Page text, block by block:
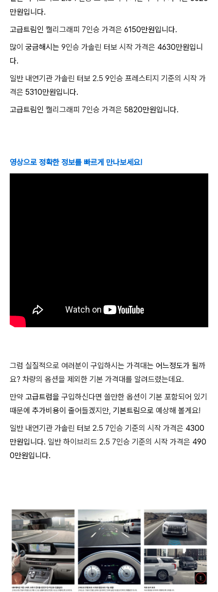
만원입니다.
고급트림인 캘리그래피 7인승 가격은 6150만원입니다.
많이 궁금해시는 9인승 가솔린 터보 시작 가격은 4630만원입니
다.
일반 내연기관 가솔린 터보 2.5 9인승 프레스티지 기준의 시작 가
격은 5310만원입니다.
고급트림인 캘리그래피 7인승 가격은 5820만원입니다.
영상으로 정확한 정보를 빠르게 만나보세요!
그럼 실질적으로 여러분이 구입하시는 가격대는 어느정도가 될까
요? 차량의 옵션을 제외한 기본 가격대를 알려드렸는데요.
만약 고급트럼을 구입하신다면 쓸만한 옵션이 기본 포함되어 있기
때문에 추가비용이 줄어들겠지만, 기본트림으로 예상해 볼게요!
일반 내연기관 가솔린 터보 2.5 7인승 기준의 시작 가격은 4300
만원입니다. 일반 하이브리드 2.5 7인승 기준의 시작 가격은 490
0만원입니다.